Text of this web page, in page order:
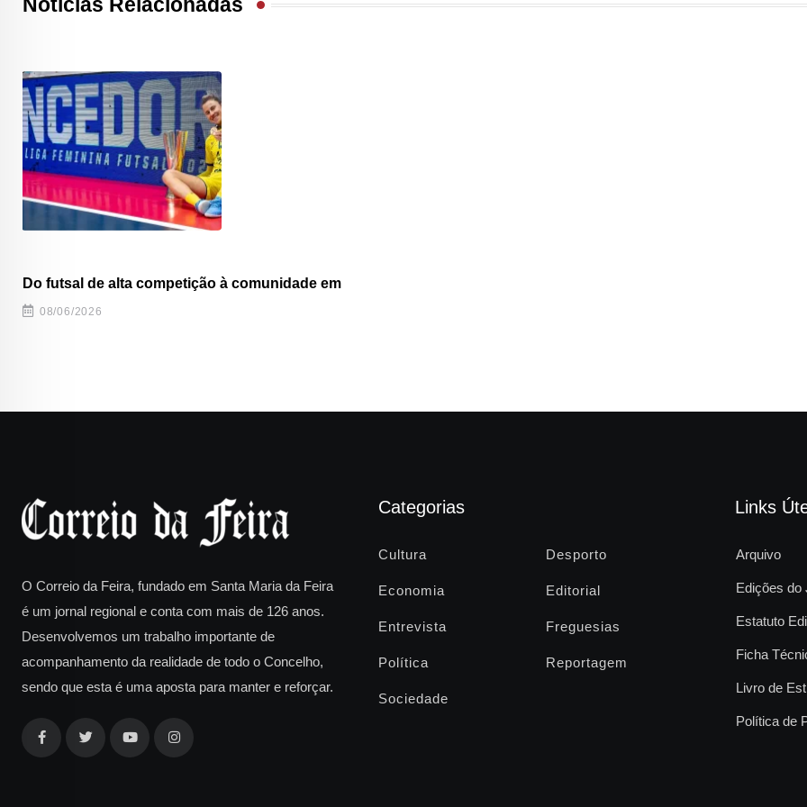
Notícias Relacionadas
Do futsal de alta competição à comunidade em
08/06/2026
O Correio da Feira, fundado em Santa Maria da Feira
é um jornal regional e conta com mais de 126 anos.
Desenvolvemos um trabalho importante de
acompanhamento da realidade de todo o Concelho,
sendo que esta é uma aposta para manter e reforçar.
Categorias
Cultura Desporto
Economia Editorial
Entrevista Freguesias
Política Reportagem
Sociedade
Links
Arquivo
Edições do
Estatuto
Ficha
Livro de
Política de